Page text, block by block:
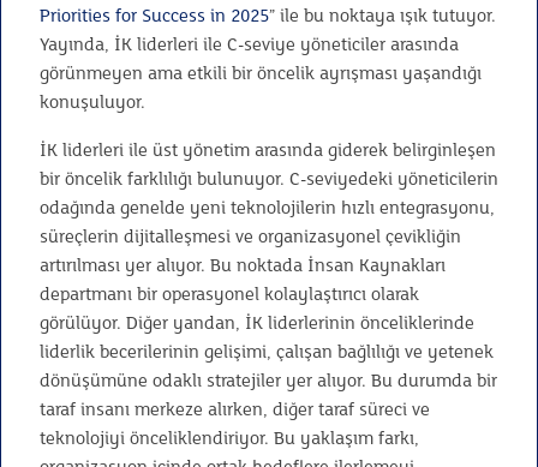
Priorities for Success in 2025” ile bu noktaya ışık tutuyor.
Yayında, İK liderleri ile C-seviye yöneticiler arasında
görünmeyen ama etkili bir öncelik ayrışması yaşandığı
konuşuluyor.
İK liderleri ile üst yönetim arasında giderek belirginleşen
bir öncelik farklılığı bulunuyor. C-seviyedeki yöneticilerin
odağında genelde yeni teknolojilerin hızlı entegrasyonu,
süreçlerin dijitalleşmesi ve organizasyonel çevikliğin
artırılması yer alıyor. Bu noktada İnsan Kaynakları
departmanı bir operasyonel kolaylaştırıcı olarak
görülüyor. Diğer yandan, İK liderlerinin önceliklerinde
liderlik becerilerinin gelişimi, çalışan bağlılığı ve yetenek
dönüşümüne odaklı stratejiler yer alıyor. Bu durumda bir
taraf insanı merkeze alırken, diğer taraf süreci ve
teknolojiyi önceliklendiriyor. Bu yaklaşım farkı,